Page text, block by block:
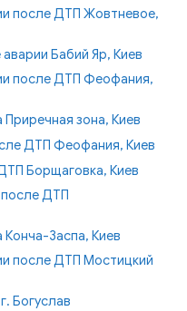
после ДТП Жовтневое,
Бабий Яр, Киев
после ДТП Феофания,
зона, Киев
ДТП Феофания, Киев
Борщаговка, Киев
ДТП
Конча-Заспа, Киев
после ДТП Мостицкий
Богуслав